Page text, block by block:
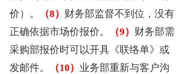
价）。
（8） 财务部监督不到位，没有
正确依据市场价报价。
（9） 财务部需
采购部报价时可以开具《联络单》或
发邮件。
（10） 业务部重新与客户沟